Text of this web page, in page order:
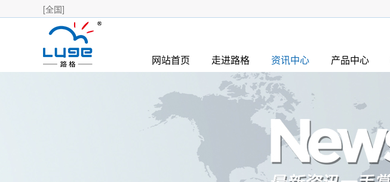
[全国]
网站首页 走进路格 资讯中心 产品中心